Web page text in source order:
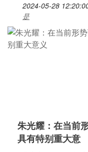
2024-05-28
是
朱光耀：在当前
具有特别重大意